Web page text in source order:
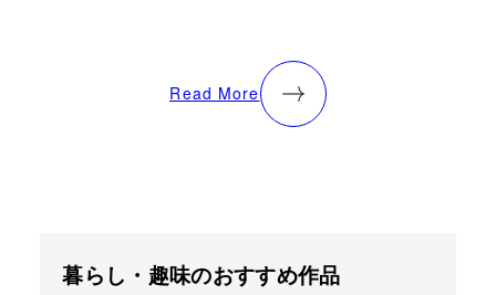
Read More
暮らし・趣味のおすすめ作品